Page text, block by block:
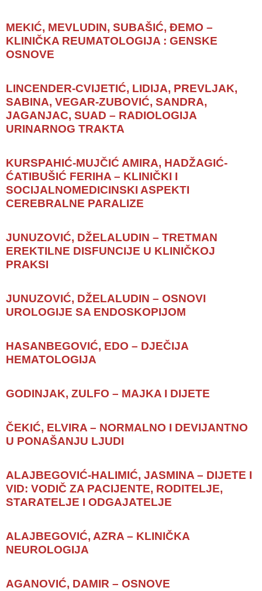
MEKIĆ, MEVLUDIN, SUBAŠIĆ, ĐEMO –
KLINIČKA REUMATOLOGIJA : GENSKE
OSNOVE
LINCENDER-CVIJETIĆ, LIDIJA, PREVLJAK,
SABINA, VEGAR-ZUBOVIĆ, SANDRA,
JAGANJAC, SUAD – RADIOLOGIJA
URINARNOG TRAKTA
KURSPAHIĆ-MUJČIĆ AMIRA, HADŽAGIĆ-
ĆATIBUŠIĆ FERIHA – KLINIČKI I
SOCIJALNOMEDICINSKI ASPEKTI
CEREBRALNE PARALIZE
JUNUZOVIĆ, DŽELALUDIN – TRETMAN
EREKTILNE DISFUNCIJE U KLINIČKOJ
PRAKSI
JUNUZOVIĆ, DŽELALUDIN – OSNOVI
UROLOGIJE SA ENDOSKOPIJOM
HASANBEGOVIĆ, EDO – DJEČIJA
HEMATOLOGIJA
GODINJAK, ZULFO – MAJKA I DIJETE
ČEKIĆ, ELVIRA – NORMALNO I DEVIJANTNO
U PONAŠANJU LJUDI
ALAJBEGOVIĆ-HALIMIĆ, JASMINA – DIJETE I
VID: VODIČ ZA PACIJENTE, RODITELJE,
STARATELJE I ODGAJATELJE
ALAJBEGOVIĆ, AZRA – KLINIČKA
NEUROLOGIJA
AGANOVIĆ, DAMIR – OSNOVE